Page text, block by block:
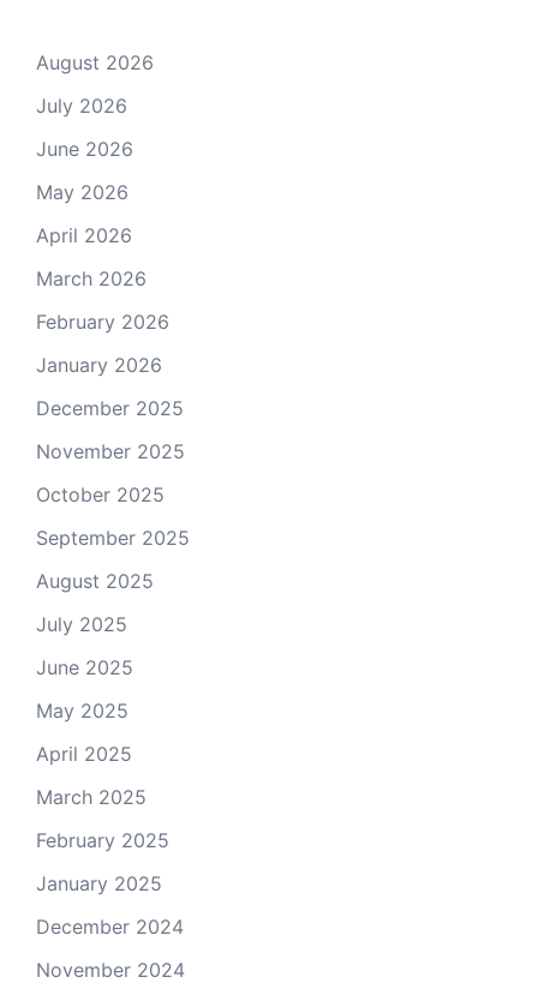
August 2026
July 2026
June 2026
May 2026
April 2026
March 2026
February 2026
January 2026
December 2025
November 2025
October 2025
September 2025
August 2025
July 2025
June 2025
May 2025
April 2025
March 2025
February 2025
January 2025
December 2024
November 2024